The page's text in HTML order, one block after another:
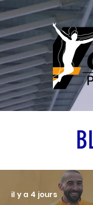
il y a 4 jours